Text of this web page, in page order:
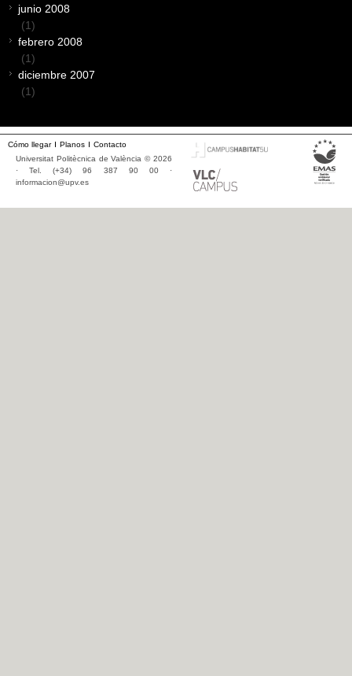
junio 2008
(1)
febrero 2008
(1)
diciembre 2007
(1)
Cómo llegar Planos
Contacto
Universitat Politècnica de València © 2026
· Tel. (+34) 96 387 90 00 ·
informacion@upv.es